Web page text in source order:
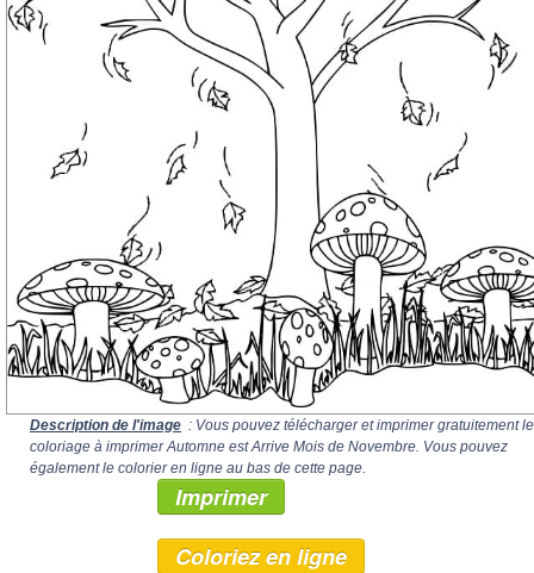
Description de l'image : Vous pouvez télécharger et imprimer gratuitement le
coloriage à imprimer Automne est Arrive Mois de Novembre. Vous pouvez
également le colorier en ligne au bas de cette page.
Imprimer
Coloriez en ligne